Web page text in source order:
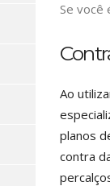
Se você
Ao
planos
contra